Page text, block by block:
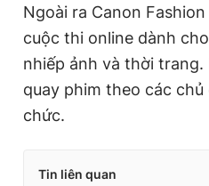
Ngoài ra Canon
cuộc thi online dành
nhiếp ảnh và thời trang.
quay phim theo các
chức.
Tin liên quan